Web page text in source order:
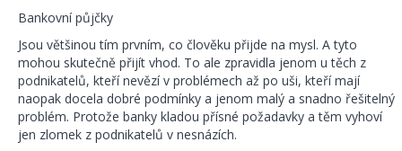
Bankovní půjčky
Jsou většinou tím prvním, co člověku přijde na mysl. A tyto
mohou skutečně přijít vhod. To ale zpravidla jenom u těch z
podnikatelů, kteří nevězí v problémech až po uši, kteří mají
naopak docela dobré podmínky a jenom malý a snadno řešitelný
problém. Protože banky kladou přísné požadavky a těm vyhoví
jen zlomek z podnikatelů v nesnázích.